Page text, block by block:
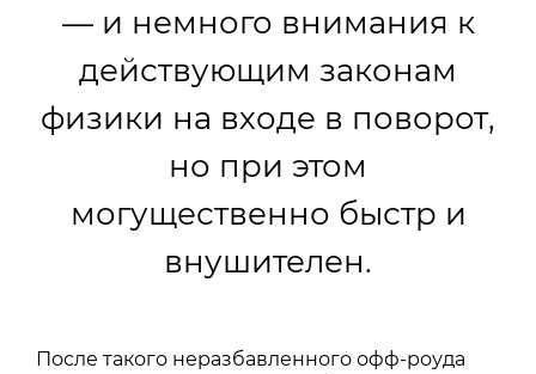
— и немного внимания к
действующим законам
физики на входе в поворот,
но при этом
могущественно быстр и
внушителен.
После такого неразбавленного офф-роуда